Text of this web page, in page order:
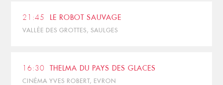
21:45 LE ROBOT SAUVAGE
VALLÉE DES GROTTES, SAULGES
16:30 THELMA DU PAYS DES GLACES
CINÉMA YVES ROBERT, EVRON